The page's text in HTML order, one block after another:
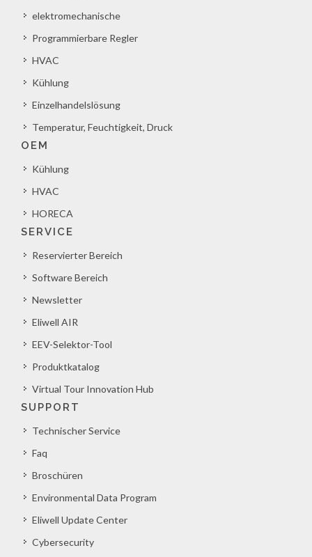
elektromechanische
Programmierbare Regler
HVAC
Kühlung
Einzelhandelslösung
Temperatur, Feuchtigkeit, Druck
OEM
Kühlung
HVAC
HORECA
SERVICE
Reservierter Bereich
Software Bereich
Newsletter
Eliwell AIR
EEV-Selektor-Tool
Produktkatalog
Virtual Tour Innovation Hub
SUPPORT
Technischer Service
Faq
Broschüren
Environmental Data Program
Eliwell Update Center
Cybersecurity